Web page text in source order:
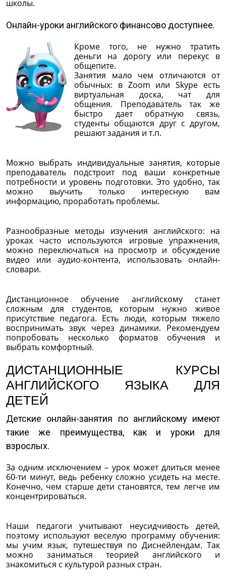
школы.
Онлайн-уроки английского финансово доступнее.
Кроме того, не нужно тратить
деньги на дорогу или перекус в
общепите.
Занятия мало чем отличаются от
обычных: в Zoom или Skype есть
виртуальная доска, чат для
общения. Преподаватель так же
быстро дает обратную связь,
студенты общаются друг с другом,
решают задания и т.п.
Можно выбрать индивидуальные занятия, которые
преподаватель подстроит под ваши конкретные
потребности и уровень подготовки. Это удобно, так
можно выучить только интересную вам
информацию, проработать проблемы.
Разнообразные методы изучения английского: на
уроках часто используются игровые упражнения,
можно переключаться на просмотр и обсуждение
видео или аудио-контента, использовать онлайн-
словари.
Дистанционное обучение английскому станет
сложным для студентов, которым нужно живое
присутствие педагога. Есть люди, которым тяжело
воспринимать звук через динамики. Рекомендуем
попробовать несколько форматов обучения и
выбрать комфортный.
ДИСТАНЦИОННЫЕ КУРСЫ
АНГЛИЙСКОГО ЯЗЫКА ДЛЯ
ДЕТЕЙ
Детские онлайн-занятия по английскому имеют
такие же преимущества, как и уроки для
взрослых.
За одним исключением – урок может длиться менее
60-ти минут, ведь ребенку сложно усидеть на месте.
Конечно, чем старше дети становятся, тем легче им
концентрироваться.
Наши педагоги учитывают неусидчивость детей,
поэтому используют веселую программу обучения:
мы учим язык, путешествуя по Диснейлендам. Так
можно заниматься теорией английского и
знакомиться с культурой разных стран.